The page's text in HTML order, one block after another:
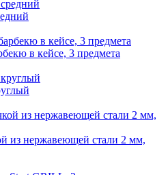
в кейсе, 3 предмета
из нержавеющей стали 2 мм,